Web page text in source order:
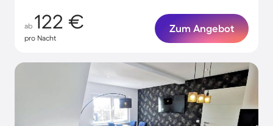
ab 122 €
pro Nacht
Zum Angebot